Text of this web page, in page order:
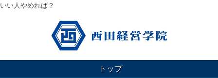
いい人やめれば？
トップ